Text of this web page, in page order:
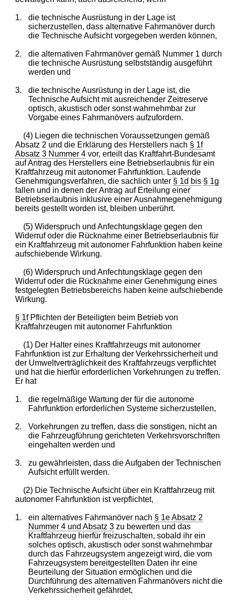
1.
die technische Ausrüstung in der Lage ist
sicherzustellen, dass alternative Fahrmanöver durch
die Technische Aufsicht vorgegeben werden können,
2.
die alternativen Fahrmanöver gemäß Nummer 1 durch
die technische Ausrüstung selbstständig ausgeführt
werden und
3.
die technische Ausrüstung in der Lage ist, die
Technische Aufsicht mit ausreichender Zeitreserve
optisch, akustisch oder sonst wahrnehmbar zur
Vorgabe eines Fahrmanövers aufzufordern.
(4) Liegen die technischen Voraussetzungen gemäß
Absatz 2 und die Erklärung des Herstellers nach § 1f
Absatz 3 Nummer 4 vor, erteilt das Kraftfahrt-Bundesamt
auf Antrag des Herstellers eine Betriebserlaubnis für ein
Kraftfahrzeug mit autonomer Fahrfunktion. Laufende
Genehmigungsverfahren, die sachlich unter § 1d bis § 1g
fallen und in denen der Antrag auf Erteilung einer
Betriebserlaubnis inklusive einer Ausnahmegenehmigung
bereits gestellt worden ist, bleiben unberührt.
(5) Widerspruch und Anfechtungsklage gegen den
Widerruf oder die Rücknahme einer Betriebserlaubnis für
ein Kraftfahrzeug mit autonomer Fahrfunktion haben keine
aufschiebende Wirkung.
(6) Widerspruch und Anfechtungsklage gegen den
Widerruf oder die Rücknahme einer Genehmigung eines
festgelegten Betriebsbereichs haben keine aufschiebende
Wirkung.
§ 1fPflichten der Beteiligten beim Betrieb von
Kraftfahrzeugen mit autonomer Fahrfunktion
(1) Der Halter eines Kraftfahrzeugs mit autonomer
Fahrfunktion ist zur Erhaltung der Verkehrssicherheit und
der Umweltverträglichkeit des Kraftfahrzeugs verpflichtet
und hat die hierfür erforderlichen Vorkehrungen zu treffen.
Er hat
1.
die regelmäßige Wartung der für die autonome
Fahrfunktion erforderlichen Systeme sicherzustellen,
2.
Vorkehrungen zu treffen, dass die sonstigen, nicht an
die Fahrzeugführung gerichteten Verkehrsvorschriften
eingehalten werden und
3.
zu gewährleisten, dass die Aufgaben der Technischen
Aufsicht erfüllt werden.
(2) Die Technische Aufsicht über ein Kraftfahrzeug mit
autonomer Fahrfunktion ist verpflichtet,
1. ein alternatives Fahrmanöver nach § 1e Absatz 2
Nummer 4 und Absatz 3zu bewerten und das
Kraftfahrzeug hierfür freizuschalten, sobald ihr ein
solches optisch, akustisch oder sonst wahrnehmbar
durch das Fahrzeugsystem angezeigt wird, die vom
Fahrzeugsystem bereitgestellten Daten ihr eine
Beurteilung der Situation ermöglichen und die
Durchführung des alternativen Fahrmanövers nicht die
Verkehrssicherheit gefährdet,